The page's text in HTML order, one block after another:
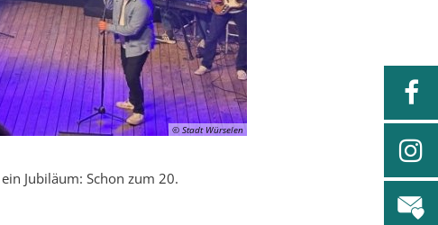
© Stadt Würselen
Jubiläum: Schon zum 20.